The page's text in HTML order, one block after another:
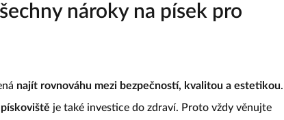
nároky na písek pro
najít rovnováhu mezi bezpečností, kvalitou a estetikou.
je také investice do zdraví. Proto vždy věnujte